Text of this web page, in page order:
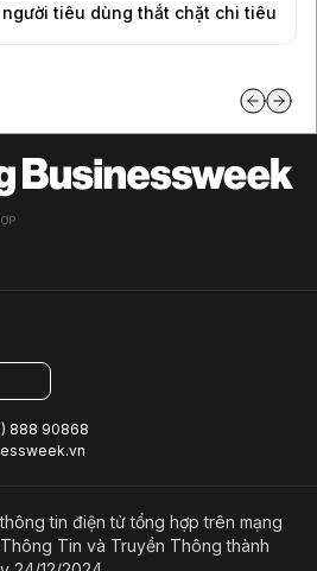
người tiêu dùng thắt chặt chi tiêu
888 90868
tin điện tử tổng hợp trên mạng
Tin và Truyền Thông thành